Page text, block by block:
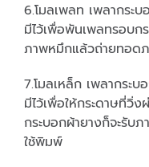
6.โมลเพลท เพลากระ
มีไว้เพื่อพันเพลทรอบก
ภาพหมึกแล้วถ่ายทอดภ
7.โมลเหล็ก เพลากระ
มีไว้เพื่อให้กระดาษที่วิ่
กระบอกผ้ายางก็จะรับ
ใช้พิมพ์